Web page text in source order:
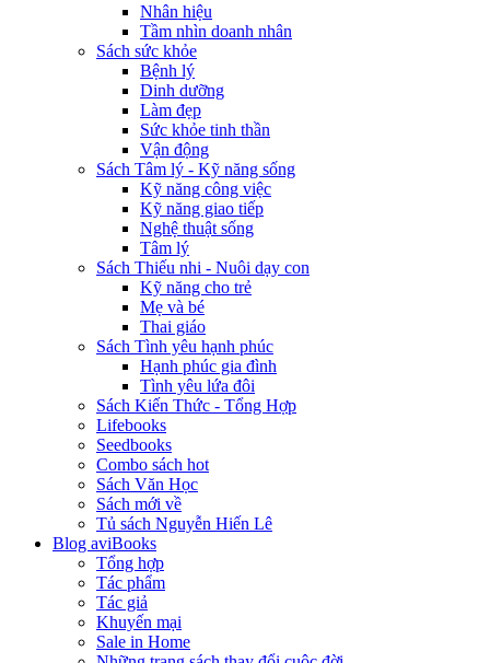
Nhân hiệu
Tầm nhìn doanh nhân
Sách sức khỏe
Bệnh lý
Dinh dưỡng
Làm đẹp
Sức khỏe tinh thần
Vận động
Sách Tâm lý - Kỹ năng sống
Kỹ năng công việc
Kỹ năng giao tiếp
Nghệ thuật sống
Tâm lý
Sách Thiếu nhi - Nuôi dạy con
Kỹ năng cho trẻ
Mẹ và bé
Thai giáo
Sách Tình yêu hạnh phúc
Hạnh phúc gia đình
Tình yêu lứa đôi
Sách Kiến Thức - Tổng Hợp
Lifebooks
Seedbooks
Combo sách hot
Sách Văn Học
Sách mới về
Tủ sách Nguyễn Hiến Lê
Blog aviBooks
Tổng hợp
Tác phẩm
Tác giả
Khuyến mại
Sale in Home